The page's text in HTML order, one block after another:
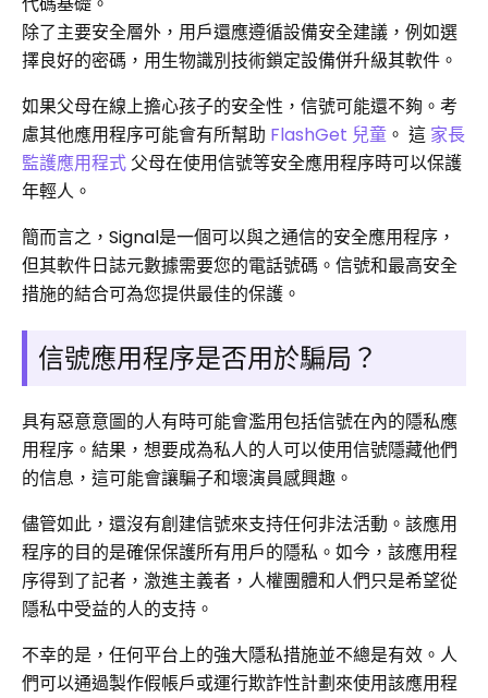
除了主要安全層外，用戶還應遵循設備安全建議，例如選
擇良好的密碼，用生物識別技術鎖定設備併升級其軟件。
如果父母在線上擔心孩子的安全性，信號可能還不夠。考
慮其他應用程序可能會有所幫助 FlashGet 兒童 。 這 家長
監護應用程式父母在使用信號等安全應用程序時可以保護
年輕人。
簡而言之，Signal是一個可以與之通信的安全應用程序，
但其軟件日誌元數據需要您的電話號碼。信號和最高安全
措施的結合可為您提供最佳的保護。
信號應用程序是否用於騙局？
具有惡意意圖的人有時可能會濫用包括信號在內的隱私應
用程序。結果，想要成為私人的人可以使用信號隱藏他們
的信息，這可能會讓騙子和壞演員感興趣。
儘管如此，還沒有創建信號來支持任何非法活動。該應用
程序的目的是確保保護所有用戶的隱私。如今，該應用程
序得到了記者，激進主義者，人權團體和人們只是希望從
隱私中受益的人的支持。
不幸的是，任何平台上的強大隱私措施並不總是有效。人
們可以通過製作假帳戶或運行欺詐性計劃來使用該應用程